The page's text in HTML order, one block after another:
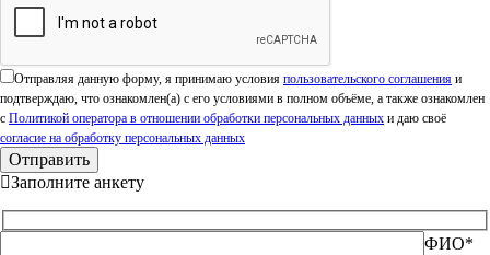
Отправляя данную форму, я принимаю условия пользовательского соглашения и
подтверждаю, что ознакомлен(а) с его условиями в полном объёме, а также ознакомлен
с Политикой оператора в отношении обработки персональных данных и даю своё
согласие на обработку персональных данных
Заполните анкету
ФИО*